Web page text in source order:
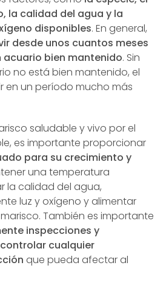
la calidad del agua y la
disponibles. En general,
desde unos cuantos meses
acuario bien mantenido. Sin
no está bien mantenido, el
en un período mucho más
saludable y vivo por el
es importante proporcionar
para su crecimiento y
una temperatura
la calidad del agua,
luz y oxígeno y alimentar
También es importante
inspecciones y
cualquier
que pueda afectar al